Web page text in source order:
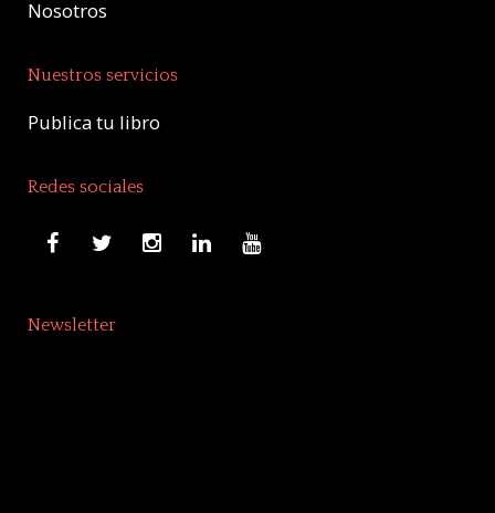
Nosotros
Nuestros servicios
Publica tu libro
Redes sociales
Newsletter